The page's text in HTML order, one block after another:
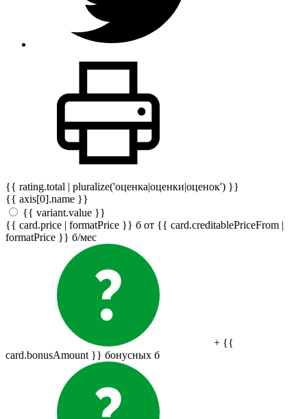
{{ rating.total | pluralize('оценка|оценки|оценок') }}
{{ axis[0].name }}
{{ variant.value }}
{{ card.price | formatPrice }} б от {{ card.creditablePriceFrom |
formatPrice }} б/мес
+ {{
card.bonusAmount }} бонусных б